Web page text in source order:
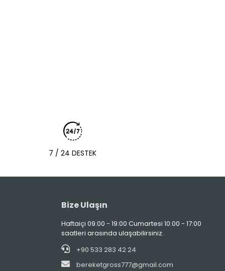
7 / 24 DESTEK
Bize Ulaşın
Haftaiçi 09:00 - 19:00 Cumartesi 10:00 - 17:00
saatleri arasında ulaşabilirsiniz.
+90 533 283 42 24
bereketgross777@gmail.com